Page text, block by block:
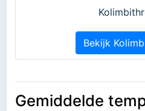
Bekijk
Gemiddelde